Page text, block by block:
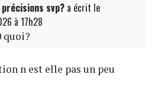
précisions svp?a écrit le
à 17h28
quoi?
n est elle pas un peu